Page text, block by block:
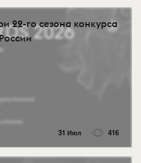
22-го сезона конкурса
31 Июл 416